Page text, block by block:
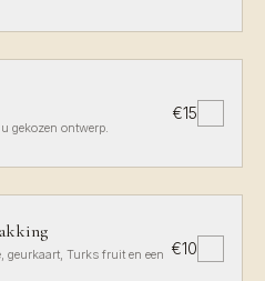
gekozen ontwerp.
€15
geurkaart, Turks fruit en een €10